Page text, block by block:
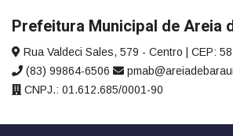
Prefeitura Municipal de Areia
Rua Valdeci Sales, 579 - Centro | CEP:
(83) 99864-6506
CNPJ.: 01.612.685/0001-90